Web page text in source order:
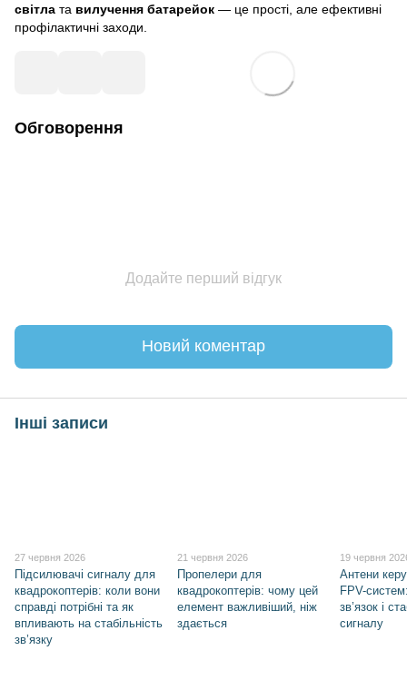
світла та вилучення батарейок — це прості, але ефективні
профілактичні заходи.
Обговорення
Додайте перший відгук
Новий коментар
Інші записи
27 червня 2026
Підсилювачі сигналу для
квадрокоптерів: коли вони
справді потрібні та як
впливають на стабільність
зв’язку
21 червня 2026
Пропелери для
квадрокоптерів: чому цей
елемент важливіший, ніж
здається
19 червня
Антени
FPV-
зв’язок і
сигналу